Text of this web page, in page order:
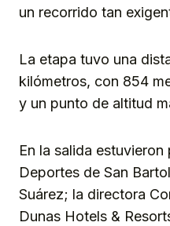
un recorrido tan
La etapa tuvo una
kilómetros, con 854
y un punto de altitud
En la salida
Deportes de San
Suárez; la directora
Dunas Hotels &